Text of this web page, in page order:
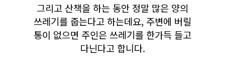
그리고 산책을 하는 동안 정말 많은 양의
쓰레기를 줍는다고 하는데요, 주변에 버릴
통이 없으면 주인은 쓰레기를 한가득 들고
다닌다고 합니다.